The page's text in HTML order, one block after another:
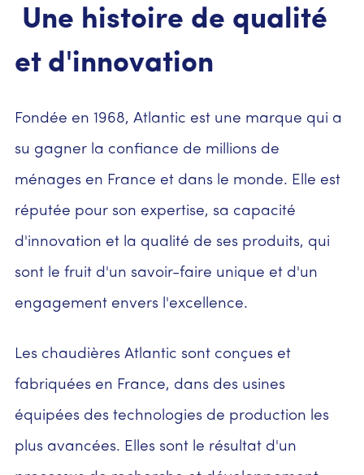
Une histoire de qualité
et d'innovation
Fondée en 1968, Atlantic est une marque qui a
su gagner la confiance de millions de
ménages en France et dans le monde. Elle est
réputée pour son expertise, sa capacité
d'innovation et la qualité de ses produits, qui
sont le fruit d'un savoir-faire unique et d'un
engagement envers l'excellence.
Les chaudières Atlantic sont conçues et
fabriquées en France, dans des usines
équipées des technologies de production les
plus avancées. Elles sont le résultat d'un